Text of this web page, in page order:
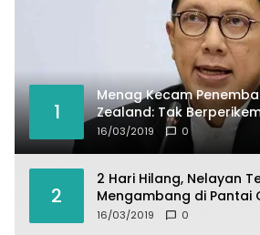
1
Menag Kecam
Zealand: Tak
16/03/2019 0
2
2 Hari Hilang, Nelayan
Mengambang di Pantai
16/03/2019 0